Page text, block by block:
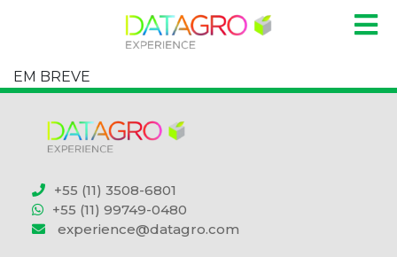
EM BREVE
+55 (11) 3508-6801
+55 (11) 99749-0480
experience@datagro.com